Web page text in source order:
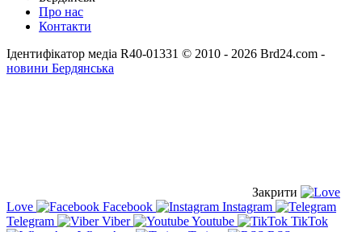
Про нас
Контакти
Ідентифікатор медіа R40-01331 © 2010 - 2026 Brd24.com -
новини Бердянська
Закрити
Love
Facebook
Instagram
Telegram
Viber Youtube
TikTok